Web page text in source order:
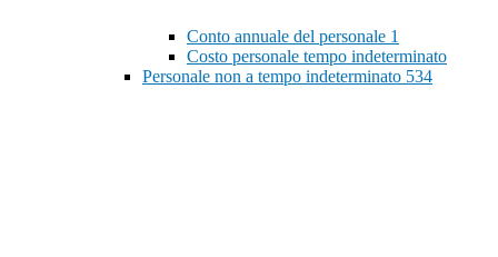
Conto annuale del personale 1
Costo personale tempo indeterminato
Personale non a tempo indeterminato 534